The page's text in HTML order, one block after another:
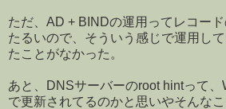
ただ、AD + BINDの運用ってレコー
たるいので、そういう感じで運用し
たことがなかった。
あと、DNSサーバーのroot hintって
で更新されてるのかと思いやそんな